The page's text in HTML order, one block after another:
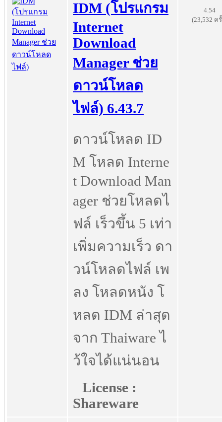
IDM (โปรแกรม
Internet
Download
Manager ช่วย
ดาวน์โหลด
ไฟล์) 6.43.7
ดาวน์โหลด ID
M โหลด Interne
t Download Man
ager ช่วยโหลดไ
ฟล์ เร็วขึ้น 5 เท่า
เพิ่มความเร็ว ดา
วน์โหลดไฟล์ เพ
ลง โหลดหนัง โ
หลด IDM ล่าสุด
จาก Thaiware ไ
ว้ใจได้แน่นอน
License :
Shareware
4.54
(23,532 ค